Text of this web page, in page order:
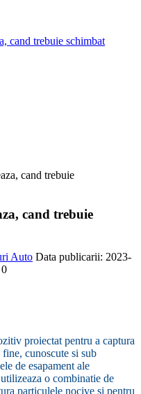
cand trebuie schimbat
cand trebuie
Auto Data publicarii: 2023-
0
proiectat pentru a captura
cunoscute si sub
de esapament ale
o combinatie de
particulele nocive si pentru